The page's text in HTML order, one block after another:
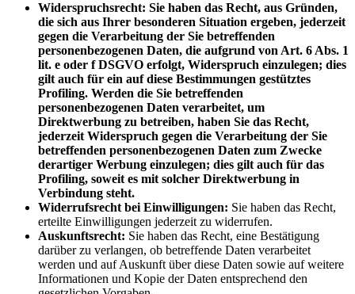
Widerspruchsrecht: Sie haben das Recht, aus Gründen,
die sich aus Ihrer besonderen Situation ergeben, jederzeit
gegen die Verarbeitung der Sie betreffenden
personenbezogenen Daten, die aufgrund von Art. 6 Abs. 1
lit. e oder f DSGVO erfolgt, Widerspruch einzulegen; dies
gilt auch für ein auf diese Bestimmungen gestütztes
Profiling. Werden die Sie betreffenden
personenbezogenen Daten verarbeitet, um
Direktwerbung zu betreiben, haben Sie das Recht,
jederzeit Widerspruch gegen die Verarbeitung der Sie
betreffenden personenbezogenen Daten zum Zwecke
derartiger Werbung einzulegen; dies gilt auch für das
Profiling, soweit es mit solcher Direktwerbung in
Verbindung steht.
Widerrufsrecht bei Einwilligungen: Sie haben das Recht,
erteilte Einwilligungen jederzeit zu widerrufen.
Auskunftsrecht: Sie haben das Recht, eine Bestätigung
darüber zu verlangen, ob betreffende Daten verarbeitet
werden und auf Auskunft über diese Daten sowie auf weitere
Informationen und Kopie der Daten entsprechend den